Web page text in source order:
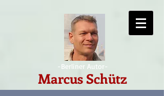
-Berliner Autor-
Marcus Schütz